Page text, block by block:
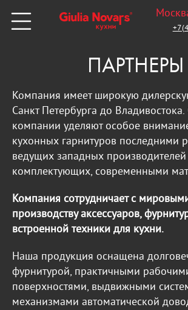
ПАРТНЕРЫ
Компания имеет широкую
Санкт Петербурга до
компании уделяют особое
кухонных гарнитуров последними
ведущих западных
комплектующих, современными
Компания сотрудничает с
производству аксессуаров,
встроенной техники для кухни.
Наша продукция оснащена
фурнитурой, практичными
поверхностями, выдвижными
механизмами автоматической